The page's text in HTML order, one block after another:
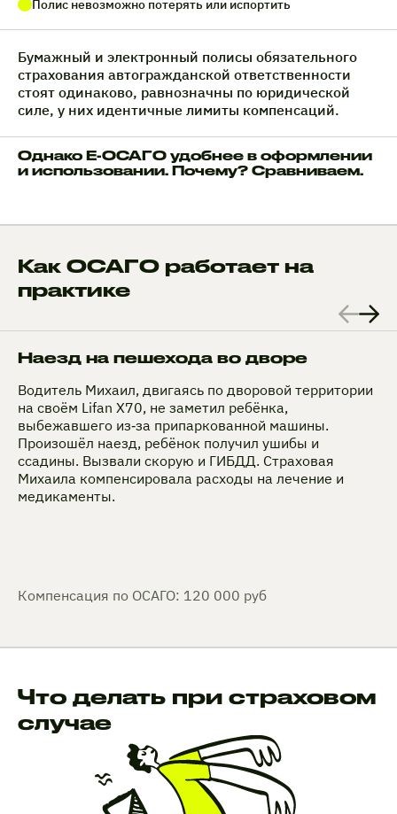
Полис невозможно потерять или испортить
Бумажный и электронный полисы обязательного
страхования автогражданской ответственности
стоят одинаково, равнозначны по юридической
силе, у них идентичные лимиты компенсаций.
Однако Е-ОСАГО удобнее в оформлении
и использовании. Почему? Сравниваем.
Как ОСАГО работает на
практике
Наезд на пешехода во дворе
Водитель Михаил, двигаясь по дворовой территории
на своём Lifan X70, не заметил ребёнка,
выбежавшего из‑за припаркованной машины.
Произошёл наезд, ребёнок получил ушибы и
ссадины. Вызвали скорую и ГИБДД. Страховая
Михаила компенсировала расходы на лечение и
медикаменты.
Компенсация по ОСАГО: 120 000 руб
Что делать при страховом
случае